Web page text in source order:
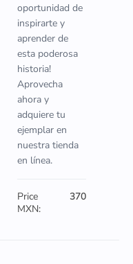
oportunidad de
inspirarte y
aprender de
esta poderosa
historia!
Aprovecha
ahora y
adquiere tu
ejemplar en
nuestra tienda
en línea.
Price
MXN:
370